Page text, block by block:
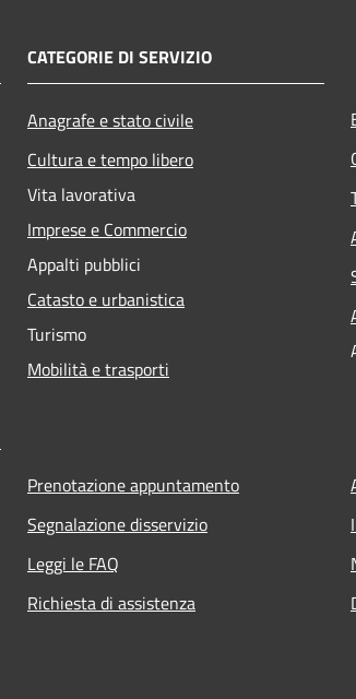
CATEGORIE DI SERVIZIO
Anagrafe e stato civile
Cultura e tempo libero
Vita lavorativa
Imprese e Commercio
Appalti pubblici
Catasto e urbanistica
Turismo
Mobilità e trasporti
Prenotazione appuntamento
Segnalazione disservizio
Leggi le FAQ
Richiesta di assistenza